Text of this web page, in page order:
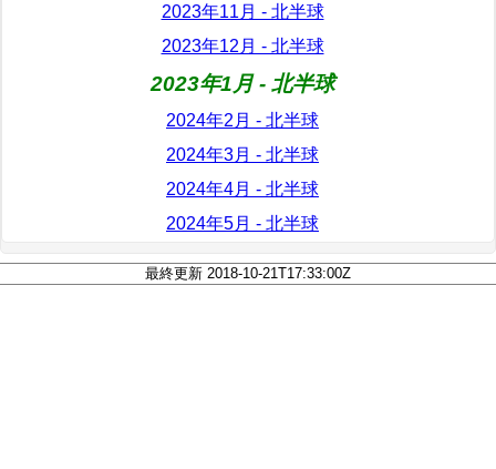
2023年11月 - 北半球
2023年12月 - 北半球
2023年1月 - 北半球
2024年2月 - 北半球
2024年3月 - 北半球
2024年4月 - 北半球
2024年5月 - 北半球
最終更新 2018-10-21T17:33:00Z